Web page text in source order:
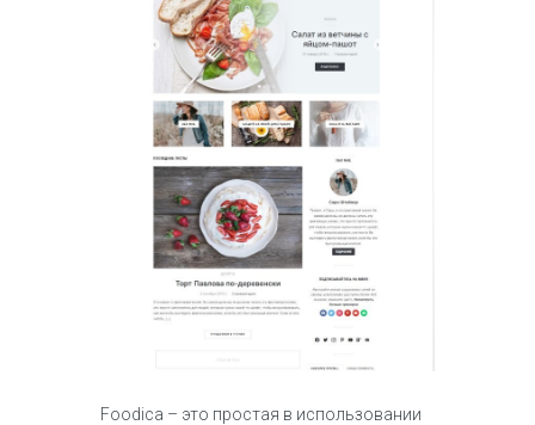
Foodica – это простая в использовании